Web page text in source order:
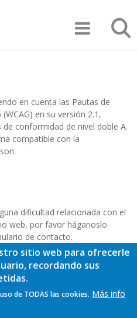
en cuenta las Pautas de
en su versión 2.1,
conformidad de nivel doble A.
compatible con la
dificultad relacionada con el
web, por favor háganoslo
de contacto.
sitio web para ofrecerle
recordando sus
de TODAS las cookies. Más info